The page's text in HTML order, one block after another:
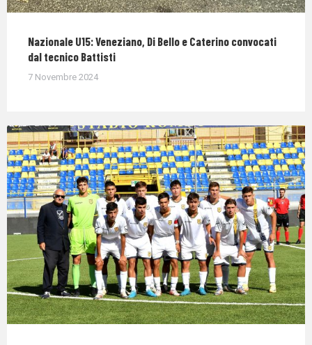
Nazionale U15: Veneziano, Di Bello e Caterino convocati
dal tecnico Battisti
7 Novembre 2024